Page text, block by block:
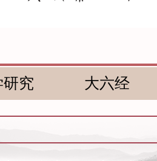
究 大六经